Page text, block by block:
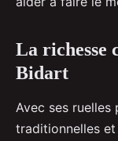
La richesse
Bidart
Avec ses ruelles
traditionnelles